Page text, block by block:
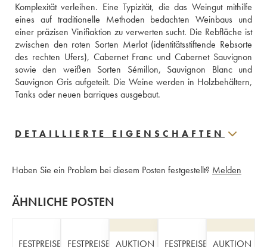
Komplexität verleihen. Eine Typizität, die das Weingut mithilfe
eines auf traditionelle Methoden bedachten Weinbaus und
einer präzisen Vinifiaktion zu verwerten sucht. Die Rebfläche ist
zwischen den roten Sorten Merlot (identitätsstiftende Rebsorte
des rechten Ufers), Cabernet Franc und Cabernet Sauvignon
sowie den weißen Sorten Sémillon, Sauvignon Blanc und
Sauvignon Gris aufgeteilt. Die Weine werden in Holzbehältern,
Tanks oder neuen barriques ausgebaut.
DETAILLIERTE EIGENSCHAFTEN
Haben Sie ein Problem bei diesem Posten festgestellt? Melden
ÄHNLICHE POSTEN
FESTPREISE FESTPREISE AUKTION FESTPREISE AUKTION